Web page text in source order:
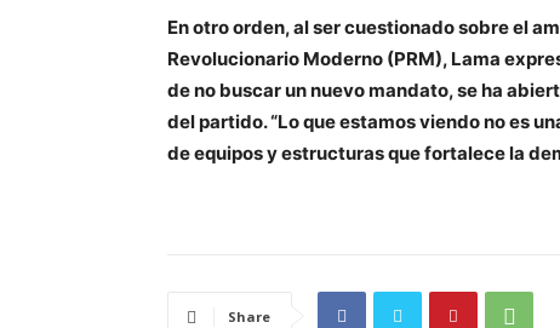
En otro orden, al ser cuestionado sobre el
Revolucionario Moderno (PRM), Lama
de no buscar un nuevo mandato, se ha
del partido. “Lo que estamos viendo no es
de equipos y estructuras que fortalece la
Share